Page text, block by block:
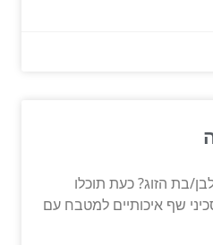
בת הזוג? כעת תוכלו
שף איכותיים למטבח עם